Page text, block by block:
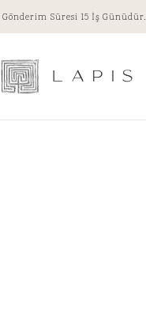
Süresi 15 İş Günüdür.